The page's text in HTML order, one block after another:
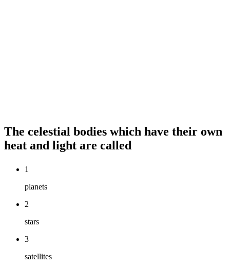
The celestial bodies which have their own
heat and light are called
1
planets
2
stars
3
satellites